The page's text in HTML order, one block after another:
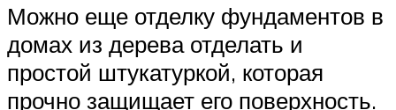
Можно еще отделку фундаментов в
домах из дерева отделать и
простой штукатуркой, которая
прочно защищает его поверхность.